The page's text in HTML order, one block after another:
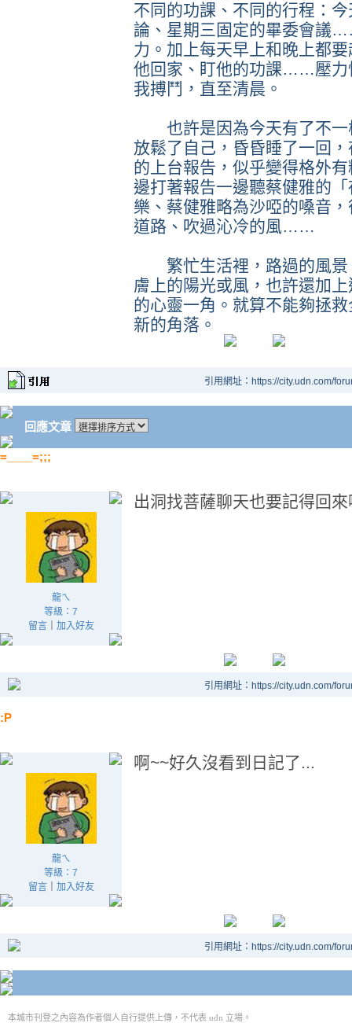
不同的功課、不同的行程：
論、星期三固定的畢委會議
力。加上每天早上和晚上都
他回家、盯他的功課……壓力
我搏鬥，直至清晨。
也許是因為今天有了不一
放鬆了自己，昏昏睡了一回
的上台報告，似乎變得格外
邊打著報告一邊聽蔡健雅的
樂、蔡健雅略為沙啞的嗓音
道路、吹過沁冷的風……
繁忙生活裡，路過的風景
膚上的陽光或風，也許還加
的心靈一角。就算不能夠拯
新的角落。
引用網址：https://city.udn.com/
回應文章
=____=;;;
龍ㄟ
等級：7
留言｜ 加入好友
出洞找菩薩聊天也要記得回
引用網址：https://city.udn.com/
:P
龍ㄟ
等級：7
留言｜ 加入好友
啊~~好久沒看到日記了...
引用網址：https://city.udn.com/
本城市刊登之內容為作者個人自行提供上傳，不代表 udn 立場。